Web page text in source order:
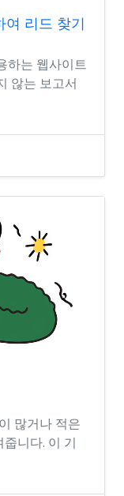
여 리드 찾기
하는 웹사이트
않는 보고서
많거나 적은
니다. 이 기